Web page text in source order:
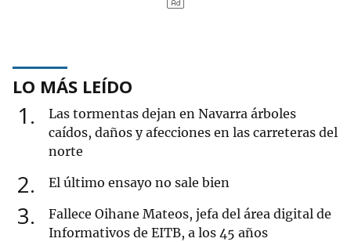
LO MÁS LEÍDO
1
Las tormentas dejan en Navarra árboles
caídos, daños y afecciones en las carreteras del
norte
2 El último ensayo no sale bien
3
Fallece Oihane Mateos, jefa del área digital de
Informativos de EITB, a los 45 años